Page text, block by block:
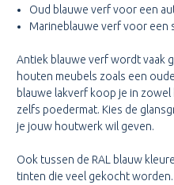
Oud blauwe verf voor een
Marineblauwe verf voor een
Antiek blauwe verf wordt vaak
houten meubels zoals een
blauwe lakverf koop je in
zelfs poedermat. Kies de
je jouw houtwerk wil geven.
Ook tussen de RAL blauw
tinten die veel gekocht